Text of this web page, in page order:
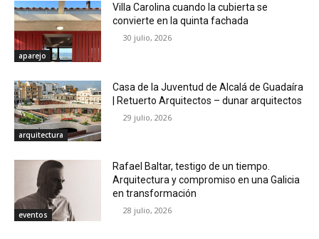
aparejo
Villa Carolina cuando la cubierta se
convierte en la quinta fachada
30 julio, 2026
arquitectura
Casa de la Juventud de Alcalá de Guadaíra
| Retuerto Arquitectos – dunar arquitectos
29 julio, 2026
eventos
Rafael Baltar, testigo de un tiempo.
Arquitectura y compromiso en una Galicia
en transformación
28 julio, 2026